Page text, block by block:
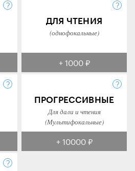
ДЛЯ ЧТЕНИЯ
(однофокальные)
+ 1000 ₽
ПРОГРЕССИВНЫЕ
Для дали и чтения
(Мультифокальные)
+ 10000 ₽